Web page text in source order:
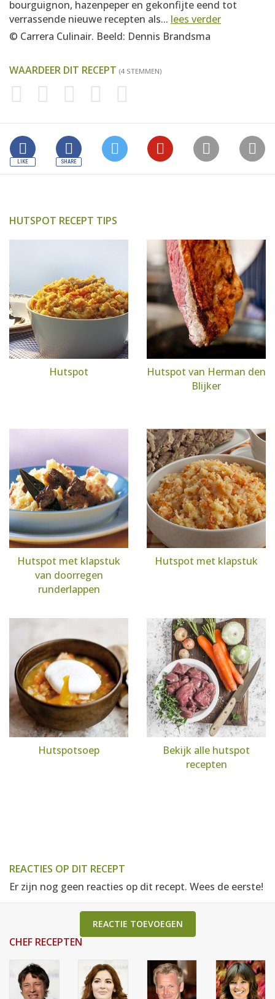
bourguignon, hazenpeper en gekonfijte eend tot
verrassende nieuwe recepten als... lees verder
© Carrera Culinair. Beeld: Dennis Brandsma
WAARDEER DIT RECEPT (4 STEMMEN)
HUTSPOT RECEPT TIPS
Hutspot
Hutspot van Herman den
Blijker
Hutspot met klapstuk
van doorregen
runderlappen
Hutspot met klapstuk
Hutspotsoep
Bekijk alle hutspot
recepten
REACTIES OP DIT RECEPT
Er zijn nog geen reacties op dit recept. Wees de eerste!
REACTIE TOEVOEGEN
CHEF RECEPTEN